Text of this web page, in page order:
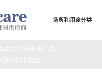
场所和用途分类